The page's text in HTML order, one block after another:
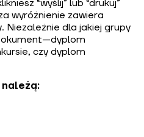
“wyślij” lub “drukuj”
wyróżnienie zawiera
dla jakiej grupy
czy dyplom
należą: